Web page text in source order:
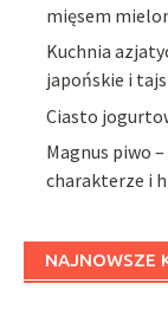
mięsem
Kuchnia
japońskie i
Ciasto
Magnus piwo
charakterze i
NAJNOWSZE